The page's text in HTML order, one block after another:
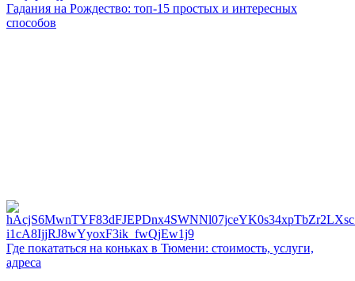
Гадания на Рождество: топ-15 простых и интересных
способов
Где покататься на коньках в Тюмени: стоимость, услуги,
адреса